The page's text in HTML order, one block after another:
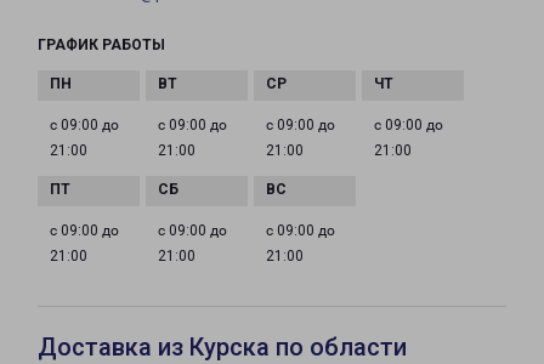
ГРАФИК РАБОТЫ
с 09:00 до
21:00
с 09:00 до
21:00
с 09:00 до
21:00
с 09:00 до
21:00
с 09:00 до
21:00
с 09:00 до
21:00
с 09:00 до
21:00
Доставка из Курска по области